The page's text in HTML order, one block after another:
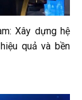
Xây dựng hệ
quả và bền